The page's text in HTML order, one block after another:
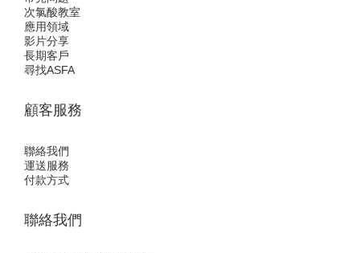
次氯酸教室
應用領域
影片分享
長期客戶
尋找ASFA
顧客服務
聯絡我們
運送服務
付款方式
聯絡我們